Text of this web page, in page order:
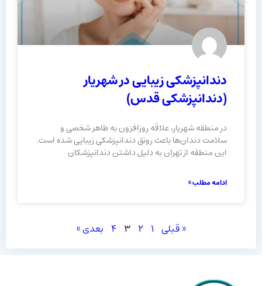
دندانپزشکی زیبایی در شهریار
(دندانپزشکی قدس)
در منطقه شهریار، علاقه روزافزون به ظاهر شخصی و
سلامت دندان‌ها باعث رونق دندانپزشکی زیبایی شده است.
این منطقه از تهران به دلیل داشتن دندانپزشکان
ادامه مطلب »
« قبلی ۱ ۲ ۳ ۴ بعدی »